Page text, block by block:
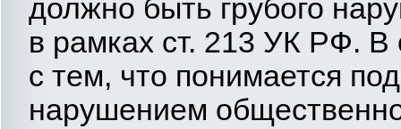
должно быть грубого
в рамках ст. 213 УК РФ. В
с тем, что понимается
нарушением